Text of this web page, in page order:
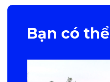
Bạn có